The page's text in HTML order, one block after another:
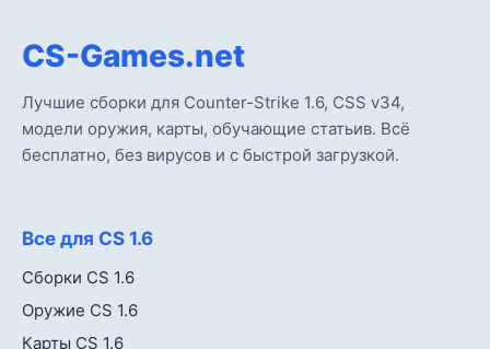
CS-Games.net
Лучшие сборки для Counter-Strike 1.6, CSS v34,
модели оружия, карты, обучающие статьив. Всё
бесплатно, без вирусов и с быстрой загрузкой.
Все для CS 1.6
Сборки CS 1.6
Оружие CS 1.6
Карты CS 1.6